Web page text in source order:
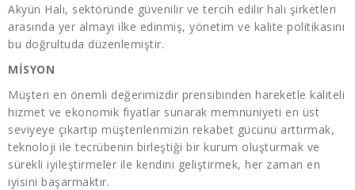
Akyün Halı, sektöründe güvenilir ve tercih edilir halı şirketleri
arasında yer almayı ilke edinmiş, yönetim ve kalite politikasını
bu doğrultuda düzenlemiştir.
MİSYON
Müşteri en önemli değerimizdir prensibinden hareketle kaliteli
hizmet ve ekonomik fiyatlar sunarak memnuniyeti en üst
seviyeye çıkartıp müşterilerimizin rekabet gücünü arttırmak,
teknoloji ile tecrübenin birleştiği bir kurum oluşturmak ve
sürekli iyileştirmeler ile kendini geliştirmek, her zaman en
iyisini başarmaktır.